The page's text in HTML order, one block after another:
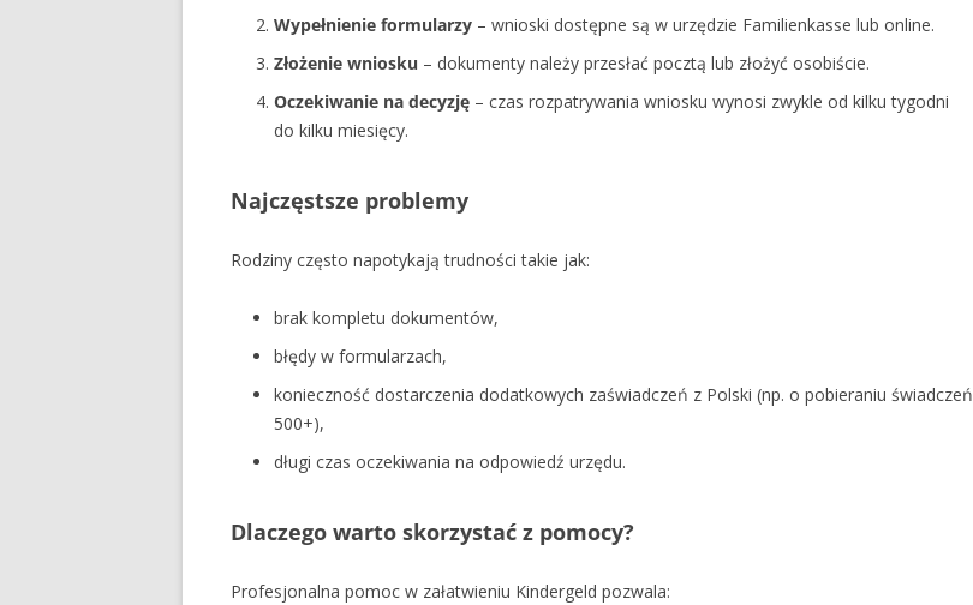
Wypełnienie formularzy – wnioski dostępne są w urzędzie Familienkasse lub online.
Złożenie wniosku – dokumenty należy przesłać pocztą lub złożyć osobiście.
Oczekiwanie na decyzję – czas rozpatrywania wniosku wynosi zwykle od kilku tygodni
do kilku miesięcy.
Najczęstsze problemy
Rodziny często napotykają trudności takie jak:
brak kompletu dokumentów,
błędy w formularzach,
konieczność dostarczenia dodatkowych zaświadczeń z Polski (np. o pobieraniu świadczeń
500+),
długi czas oczekiwania na odpowiedź urzędu.
Dlaczego warto skorzystać z pomocy?
Profesjonalna pomoc w załatwieniu Kindergeld pozwala: